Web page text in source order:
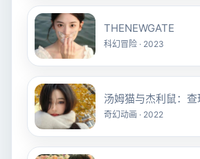
THENEWGATE
科幻冒险 · 2023
汤姆猫与杰利鼠：
奇幻动画 · 2022